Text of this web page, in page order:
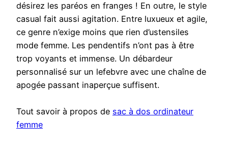
désirez les paréos en franges ! En outre, le style
casual fait aussi agitation. Entre luxueux et agile,
ce genre n’exige moins que rien d’ustensiles
mode femme. Les pendentifs n’ont pas à être
trop voyants et immense. Un débardeur
personnalisé sur un lefebvre avec une chaîne de
apogée passant inaperçue suffisent.
Tout savoir à propos de sac à dos ordinateur
femme